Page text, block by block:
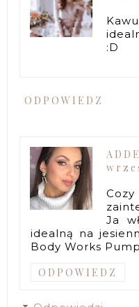
:D
ODPOWIEDZ
Ja
idealną na
Body Works
ODPOWIEDZ